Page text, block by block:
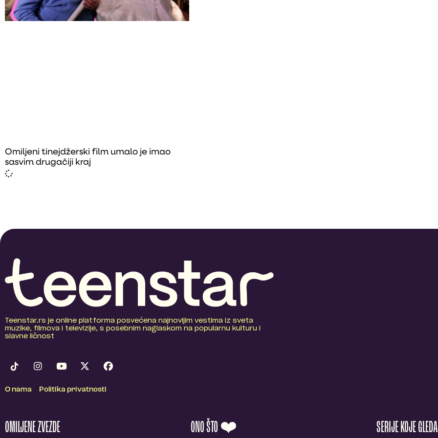
Omiljeni tinejdžerski film umalo je imao
sasvim drugačiji kraj
Teenstar.rs je online platforma posvećena najnovijim vestima iz sveta
muzike, filmova i televizije, s posebnim naglaskom na popularnu kulturu i
slavne ličnost
O nama Politika privatnosti
OMILJENE ZVEZDE ONO ŠTO ❤️ SERIJE KOJE